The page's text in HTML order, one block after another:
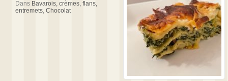
Dans Bavarois, crèmes, flans,
entremets, Chocolat